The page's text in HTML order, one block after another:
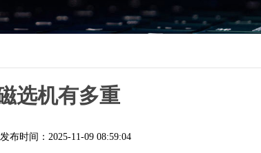
选机有多重
发布时间： 2025-11-09 08:59:04